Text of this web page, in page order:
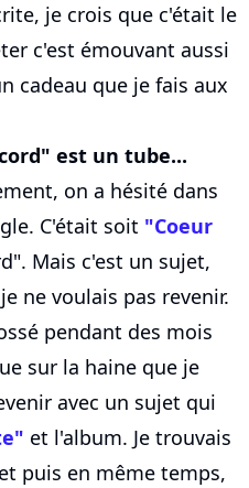
je crois que c'était le
c'est émouvant aussi
cadeau que je fais aux
est un tube...
on a hésité dans
C'était soit "Coeur
Mais c'est un sujet,
ne voulais pas revenir.
pendant des mois
sur la haine que je
avec un sujet qui
et l'album. Je trouvais
puis en même temps,